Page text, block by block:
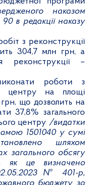
наказом
в редакції наказу
з реконструкції
304,7 млн грн, а
реконструкції –
роботи з
центру на площі
що дозволить на
37,8% загального
центру /видатки
1501040 у сумі
шляхом
загального обсягу
як це визначено
№ 401-р,